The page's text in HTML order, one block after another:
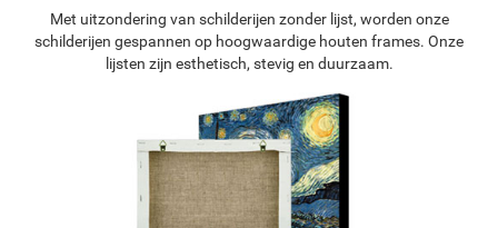
Met uitzondering van schilderijen zonder lijst, worden onze
schilderijen gespannen op hoogwaardige houten frames. Onze
lijsten zijn esthetisch, stevig en duurzaam.